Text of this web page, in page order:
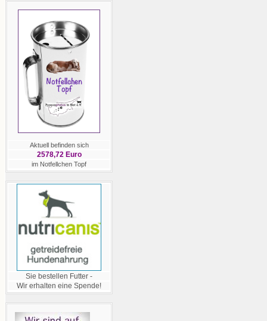
Aktuell befinden sich
2578,72 Euro
im Notfellchen Topf
Sie bestellen Futter -
Wir erhalten eine Spende!